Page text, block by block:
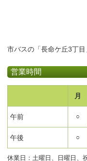
市バスの「長命ケ丘3丁
営業時間
月
午前 ○
午後 ○
休業日：土曜日、日曜日、